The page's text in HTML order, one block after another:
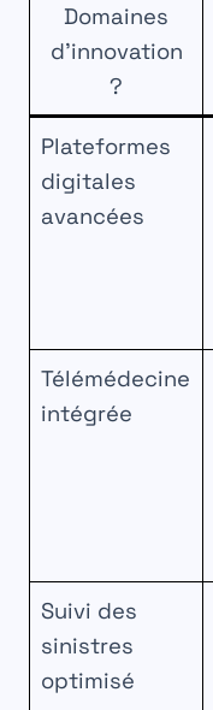
Domaines
d’innovation
?
Plateformes
digitales
avancées
Télémédecine
intégrée
Suivi des
sinistres
optimisé